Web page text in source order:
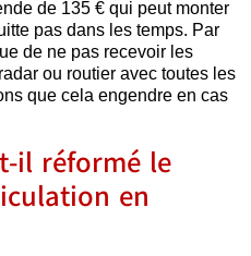
de 135 € qui peut monter
pas dans les temps. Par
de ne pas recevoir les
ou routier avec toutes les
que cela engendre en cas
il réformé le
en